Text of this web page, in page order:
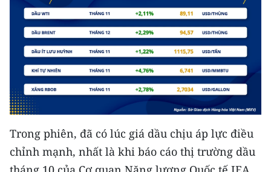
Media Khoa học - Công nghệ
Media Môi trường
Ảnh
Infographic
TIN ĐỊA PHƯƠNG
Trong phiên, đã có lúc giá dầu chịu áp lực điều
chỉnh mạnh, nhất là khi báo cáo thị trường dầu